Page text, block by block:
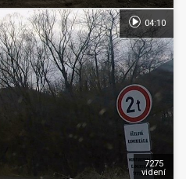
7275
videní
04:10